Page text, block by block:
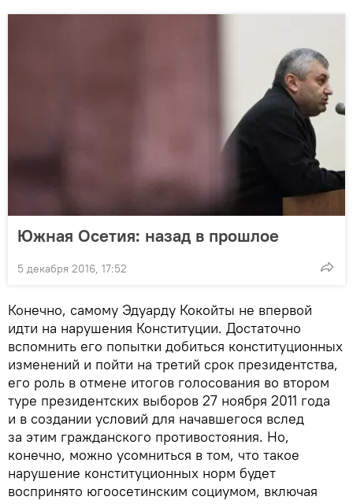
Южная Осетия: назад в прошлое
5 декабря 2016, 17:52
Конечно, самому Эдуарду Кокойты не впервой
идти на нарушения Конституции. Достаточно
вспомнить его попытки добиться конституционных
изменений и пойти на третий срок президентства,
его роль в отмене итогов голосования во втором
туре президентских выборов 27 ноября 2011 года
и в создании условий для начавшегося вслед
за этим гражданского противостояния. Но,
конечно, можно усомниться в том, что такое
нарушение конституционных норм будет
воспринято югоосетинским социумом, включая